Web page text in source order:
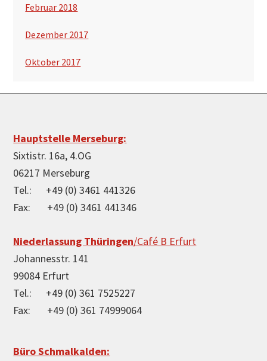
Februar 2018
Dezember 2017
Oktober 2017
Footer
Hauptstelle Merseburg:
Sixtistr. 16a, 4.OG
06217 Merseburg
Tel.: +49 (0) 3461 441326
Fax: +49 (0) 3461 441346
Niederlassung Thüringen/Café B Erfurt
Johannesstr. 141
99084 Erfurt
Tel.: +49 (0) 361 7525227
Fax: +49 (0) 361 74999064
Büro Schmalkalden: